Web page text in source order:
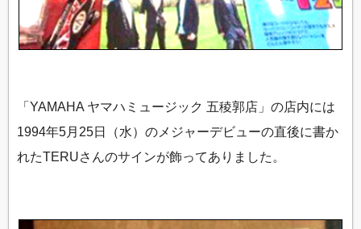
「YAMAHA ヤマハミュージック 五稜郭店」の店内には
1994年5月25日（水）のメジャーデビューの直後に書か
れたTERUさんのサインが飾ってありました。